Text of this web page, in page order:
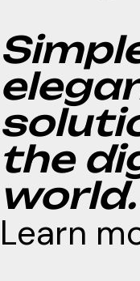
the
world.
Learn